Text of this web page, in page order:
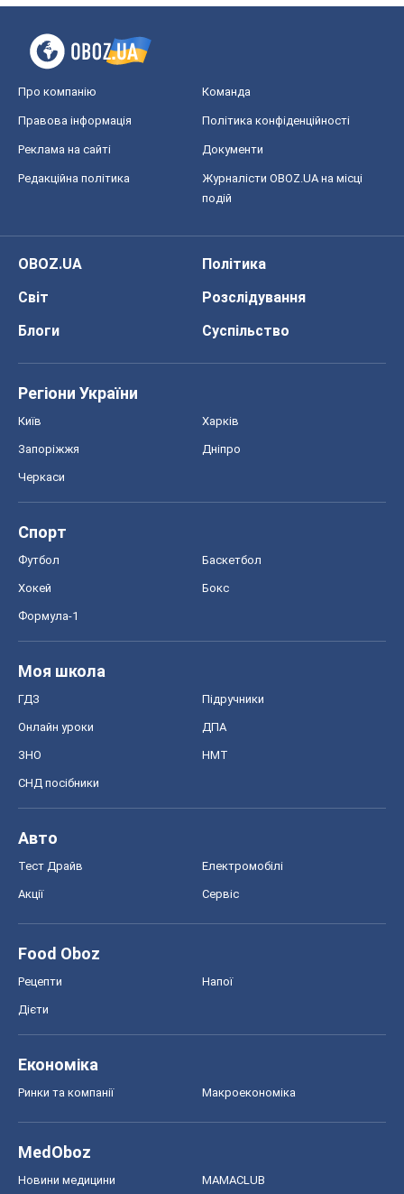
Про компанію Команда
Правова інформація Політика конфіденційності
Реклама на сайті Документи
Редакційна політика
Журналісти OBOZ.UA на місці
подій
OBOZ.UA
Політика
Світ
Розслідування
Блоги
Суспільство
Регіони України
Київ Харків
Запоріжжя Дніпро
Черкаси
Спорт
Футбол Баскетбол
Хокей Бокс
Формула-1
Моя школа
ГДЗ Підручники
Онлайн уроки ДПА
ЗНО НМТ
СНД посібники
Авто
Тест Драйв Електромобілі
Акції Сервіс
Food Oboz
Рецепти Напої
Дієти
Економіка
Ринки та компанії Макроекономіка
MedOboz
Новини медицини MAMACLUB